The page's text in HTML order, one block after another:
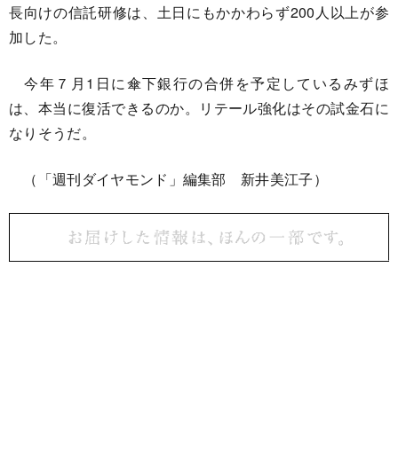
長向けの信託研修は、土日にもかかわらず200人以上が参
加した。
今年７月1日に傘下銀行の合併を予定しているみずほ
は、本当に復活できるのか。リテール強化はその試金石に
なりそうだ。
（「週刊ダイヤモンド」編集部 新井美江子）